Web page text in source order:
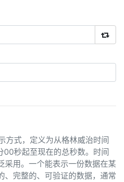
方式，定义为从格林威治时间
秒起至现在的总秒数。时间
采用。一个能表示一份数据在某
、完整的、可验证的数据，通常